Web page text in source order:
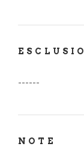
------
NOTE